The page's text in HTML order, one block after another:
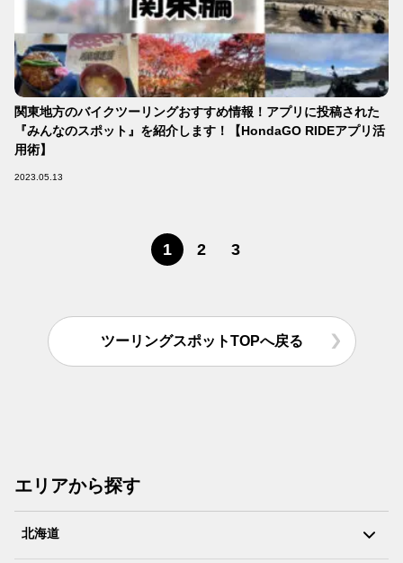
関東地方のバイクツーリングおすすめ情報！アプリに投稿された
『みんなのスポット』を紹介します！【HondaGO RIDEアプリ活
用術】
2023.05.13
1 2 3
ツーリングスポットTOPへ戻る
エリアから探す
北海道